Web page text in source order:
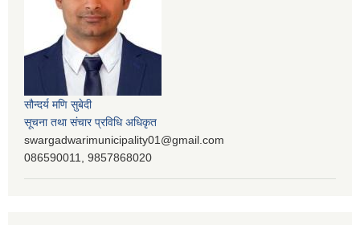
सौन्दर्य मणि सुबेदी
सूचना तथा संचार प्रविधि अधिकृत
swargadwarimunicipality01@gmail.com
086590011, 9857868020